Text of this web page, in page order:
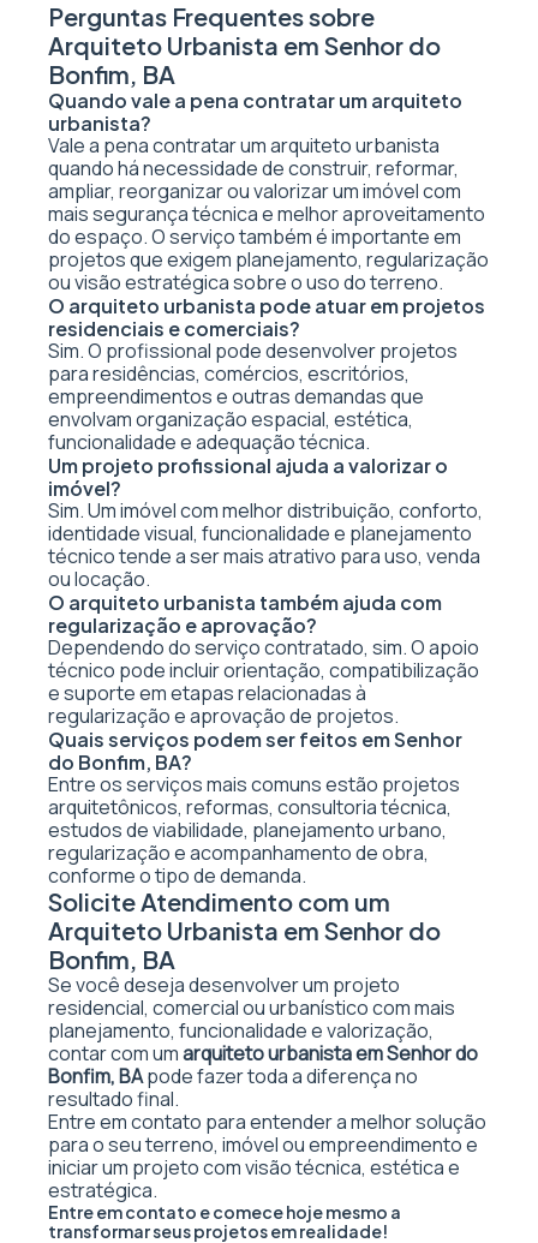
Perguntas Frequentes sobre
Arquiteto Urbanista em Senhor do
Bonfim, BA
Quando vale a pena contratar um arquiteto
urbanista?
Vale a pena contratar um arquiteto urbanista
quando há necessidade de construir, reformar,
ampliar, reorganizar ou valorizar um imóvel com
mais segurança técnica e melhor aproveitamento
do espaço. O serviço também é importante em
projetos que exigem planejamento, regularização
ou visão estratégica sobre o uso do terreno.
O arquiteto urbanista pode atuar em projetos
residenciais e comerciais?
Sim. O profissional pode desenvolver projetos
para residências, comércios, escritórios,
empreendimentos e outras demandas que
envolvam organização espacial, estética,
funcionalidade e adequação técnica.
Um projeto profissional ajuda a valorizar o
imóvel?
Sim. Um imóvel com melhor distribuição, conforto,
identidade visual, funcionalidade e planejamento
técnico tende a ser mais atrativo para uso, venda
ou locação.
O arquiteto urbanista também ajuda com
regularização e aprovação?
Dependendo do serviço contratado, sim. O apoio
técnico pode incluir orientação, compatibilização
e suporte em etapas relacionadas à
regularização e aprovação de projetos.
Quais serviços podem ser feitos em Senhor
do Bonfim, BA?
Entre os serviços mais comuns estão projetos
arquitetônicos, reformas, consultoria técnica,
estudos de viabilidade, planejamento urbano,
regularização e acompanhamento de obra,
conforme o tipo de demanda.
Solicite Atendimento com um
Arquiteto Urbanista em Senhor do
Bonfim, BA
Se você deseja desenvolver um projeto
residencial, comercial ou urbanístico com mais
planejamento, funcionalidade e valorização,
contar com umarquiteto urbanista em Senhor do
Bonfim, BApode fazer toda a diferença no
resultado final.
Entre em contato para entender a melhor solução
para o seu terreno, imóvel ou empreendimento e
iniciar um projeto com visão técnica, estética e
estratégica.
Entre em contato e comece hoje mesmo a
transformar seus projetos em realidade!